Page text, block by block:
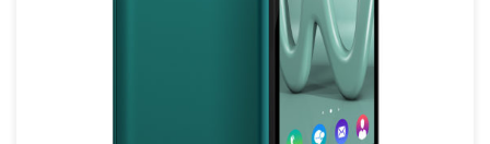
neue Modelle, um das Einsteigersegment des eigenen Portfolios weiter
auszubauen, und Topseller durch frische Ergänzungen zu verfeinern.
Den Anfang macht der Nachfolger des deutschlandweiten Topsellers